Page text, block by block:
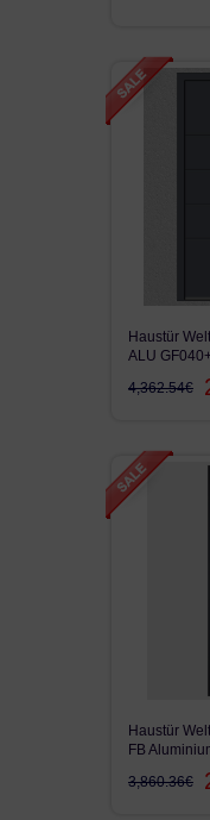
Haustür
ALU
4,362.54€
Haustür
FB
3,860.36€